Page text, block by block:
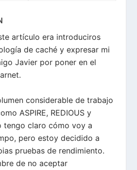
artículo era introduciros
de caché y expresar mi
Javier por poner en el
considerable de trabajo
ASPIRE, REDIOUS y
tengo claro cómo voy a
pero estoy decidido a
pruebas de rendimiento.
de no aceptar